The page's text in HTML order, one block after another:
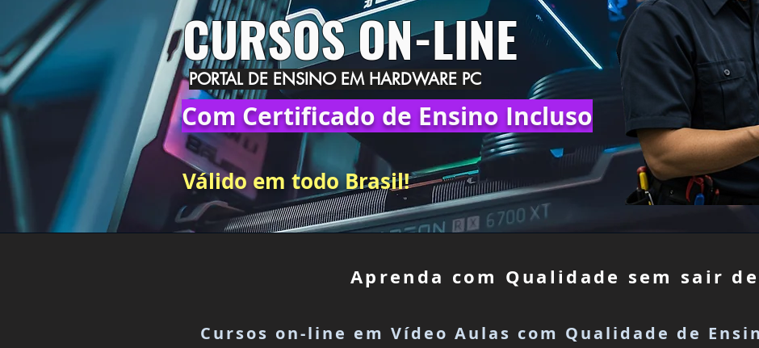
CURSOS ON-LINE
PORTAL DE ENSINO EM HARDWARE PC
Com Certificado de Ensino Incluso
Válido em todo Brasil!
Aprenda com Qualidade sem sair de
Cursos on-line em Vídeo Aulas com Qualidade de